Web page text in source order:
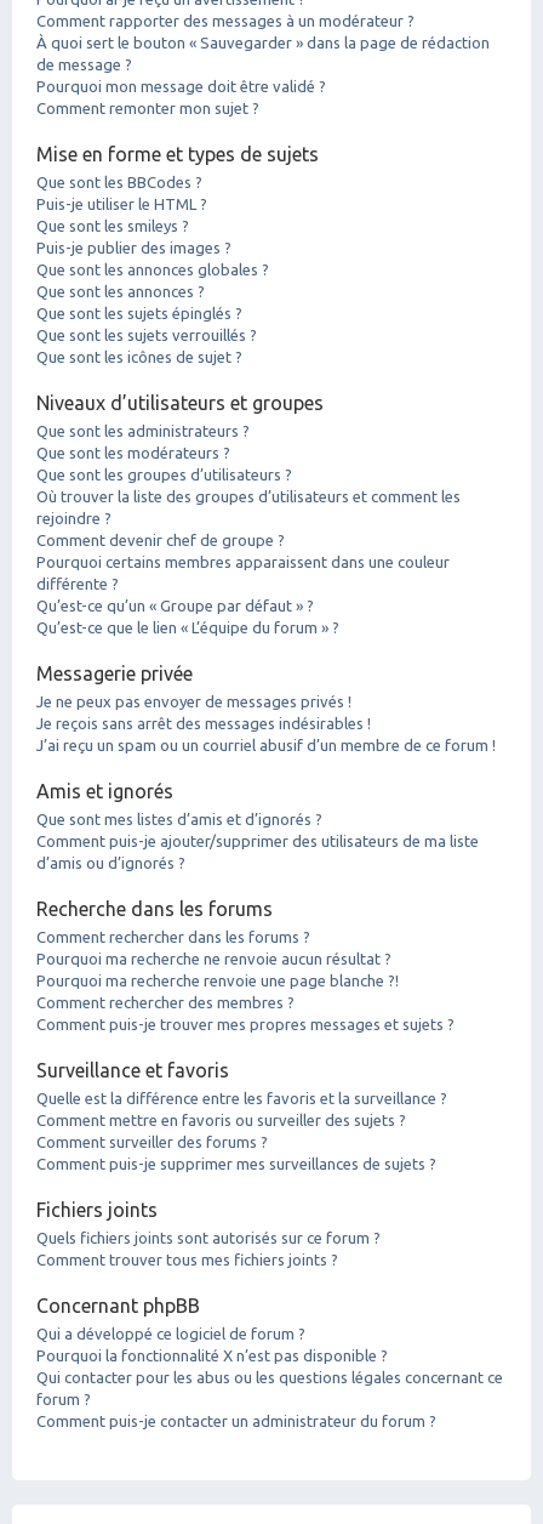
Comment rapporter des messages à un modérateur ?
À quoi sert le bouton « Sauvegarder » dans la page de rédaction
de message ?
Pourquoi mon message doit être validé ?
Comment remonter mon sujet ?
Mise en forme et types de sujets
Que sont les BBCodes ?
Puis-je utiliser le HTML ?
Que sont les smileys ?
Puis-je publier des images ?
Que sont les annonces globales ?
Que sont les annonces ?
Que sont les sujets épinglés ?
Que sont les sujets verrouillés ?
Que sont les icônes de sujet ?
Niveaux d’utilisateurs et groupes
Que sont les administrateurs ?
Que sont les modérateurs ?
Que sont les groupes d’utilisateurs ?
Où trouver la liste des groupes d’utilisateurs et comment les
rejoindre ?
Comment devenir chef de groupe ?
Pourquoi certains membres apparaissent dans une couleur
différente ?
Qu’est-ce qu’un « Groupe par défaut » ?
Qu’est-ce que le lien « L’équipe du forum » ?
Messagerie privée
Je ne peux pas envoyer de messages privés !
Je reçois sans arrêt des messages indésirables !
J’ai reçu un spam ou un courriel abusif d’un membre de ce forum !
Amis et ignorés
Que sont mes listes d’amis et d’ignorés ?
Comment puis-je ajouter/supprimer des utilisateurs de ma liste
d’amis ou d’ignorés ?
Recherche dans les forums
Comment rechercher dans les forums ?
Pourquoi ma recherche ne renvoie aucun résultat ?
Pourquoi ma recherche renvoie une page blanche ?!
Comment rechercher des membres ?
Comment puis-je trouver mes propres messages et sujets ?
Surveillance et favoris
Quelle est la différence entre les favoris et la surveillance ?
Comment mettre en favoris ou surveiller des sujets ?
Comment surveiller des forums ?
Comment puis-je supprimer mes surveillances de sujets ?
Fichiers joints
Quels fichiers joints sont autorisés sur ce forum ?
Comment trouver tous mes fichiers joints ?
Concernant phpBB
Qui a développé ce logiciel de forum ?
Pourquoi la fonctionnalité X n’est pas disponible ?
Qui contacter pour les abus ou les questions légales concernant ce
forum ?
Comment puis-je contacter un administrateur du forum ?